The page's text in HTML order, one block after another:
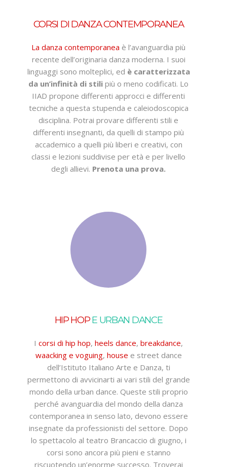
CORSI DI DANZA CONTEMPORANEA
La danza contemporanea è l’avanguardia più
recente dell’originaria danza moderna. I suoi
linguaggi sono molteplici, ed è caratterizzata
da un’infinità di stili più o meno codificati. Lo
IIAD propone differenti approcci e differenti
tecniche a questa stupenda e caleiodoscopica
disciplina. Potrai provare differenti stili e
differenti insegnanti, da quelli di stampo più
accademico a quelli più liberi e creativi, con
classi e lezioni suddivise per età e per livello
degli allievi. Prenota una prova.
HIP HOPE URBAN DANCE
I corsi di hip hop, heels dance, breakdance,
waacking e voguing, house e street dance
dell’Istituto Italiano Arte e Danza, ti
permettono di avvicinarti ai vari stili del grande
mondo della urban dance. Queste stili proprio
perché avanguardia del mondo della danza
contemporanea in senso lato, devono essere
insegnate da professionisti del settore. Dopo
lo spettacolo al teatro Brancaccio di giugno, i
corsi sono ancora più pieni e stanno
riscuotendo un’enorme successo. Troverai